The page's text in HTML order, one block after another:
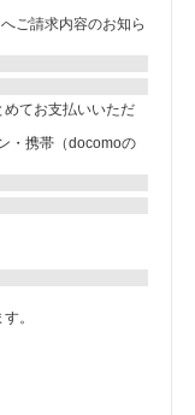
ご請求内容のお知ら
てお支払いいただ
・携帯（docomoの
。